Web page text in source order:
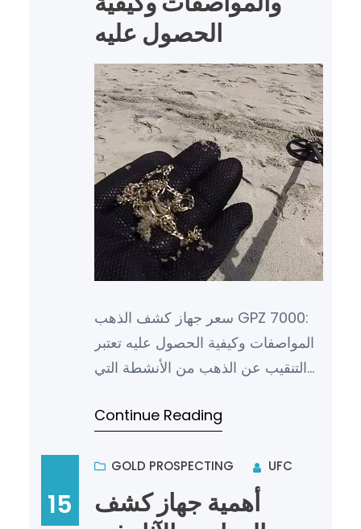
الحصول عليه
سعر جهاز كشف الذهب GPZ 7000:
المواصفات وكيفية الحصول عليه تعتبر
التنقيب عن الذهب من الأنشطة التي
Continue Reading
15
GOLD PROSPECTING UFC
أهمية جهاز كشف